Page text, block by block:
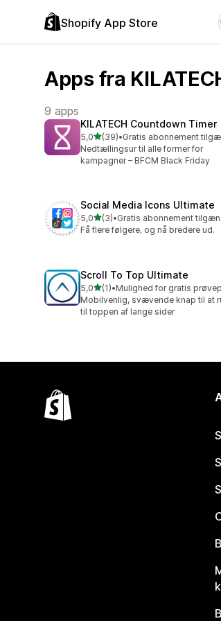
Shopify App Store
Apps fra
9 apps
KILATECH Countdown Timer
5,0ud af 5 stjerner
(39)
39 anmeldelser i alt
•
Nedtællingsur til alle former for
kampagner – BFCM Black Friday
Social Media Icons Ultimate
5,0ud af 5 stjerner
(3)
3 anmeldelser i alt
•
Få flere følgere, og nå bredere ud.
Scroll To Top Ultimate
5,0ud af 5 stjerner
(1)
1 anmeldelser i alt
•
Mobilvenlig, svævende knap til at
til toppen af lange sider